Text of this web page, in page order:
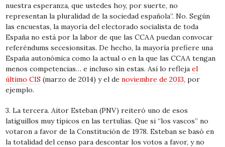
nuestra esperanza, que ustedes hoy, por suerte, no
representan la pluralidad de la sociedad española”. No. Según
las encuestas, la mayoría del electorado socialista de toda
España no está por la labor de que las CCAA puedan convocar
referéndums secesionsitas. De hecho, la mayoría prefiere una
España autonómica como la actual o en la que las CCAA tengan
menos competencias… e incluso sin estas. Así lo reflejael
último CIS (marzo de 2014) y el denoviembre de 2013, por
ejemplo.
3. La tercera. Aitor Esteban (PNV) reiteró uno de esos
latiguillos muy típicos en las tertulias. Que si “los vascos” no
votaron a favor de la Constitución de 1978. Esteban se basó en
la totalidad del censo para descontar los votos a favor, y no